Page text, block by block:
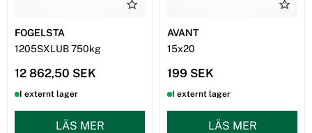
FOGELSTA
1205SXLUB 750kg
12 862,50 SEK
I externt lager
LÄS MER
AVANT
15x20
199 SEK
I externt lager
LÄS MER